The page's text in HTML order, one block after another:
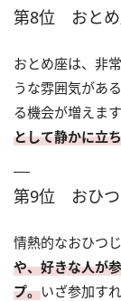
第8位 おと
おとめ座は、非
うな雰囲気があ
る機会が増えま
として静かに立
第9位 おひつ
情熱的なおひつじ
や、好きな人が
プ。いざ参加す